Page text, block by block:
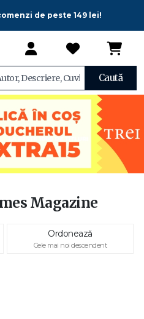
de peste 149 lei!
Caută
Magazine
Ordonează
Cele mai noi descendent